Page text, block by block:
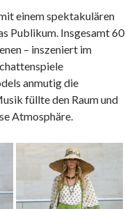
einem spektakulären
Publikum. Insgesamt 60
– inszeniert im
anmutig die
füllte den Raum und
Atmosphäre.